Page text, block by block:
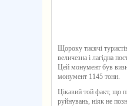
Щороку тисячі
величезна і лагідна
Цей монумент був
монумент 1145 тонн.
Цікавий той факт, що
руйнувань, ніяк не